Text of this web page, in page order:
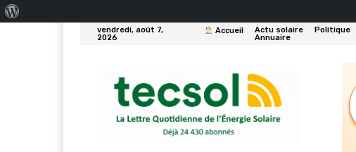
vendredi, août 7,
2026
Accueil Actu solaire Politique
Annuaire